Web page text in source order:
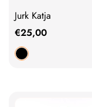
Jurk Katja
€25,00